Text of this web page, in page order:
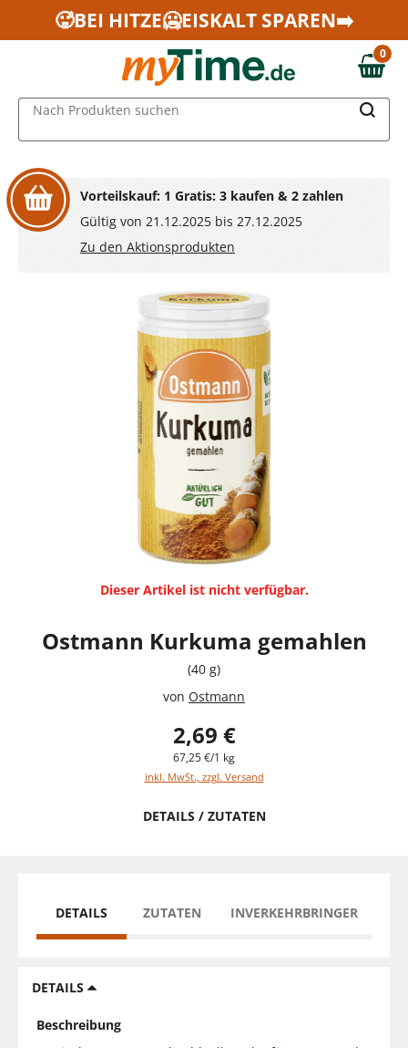
Zum Hauptinhalt springen
Zur Navigation springen
Zur Suche springen
🥵BEI HITZE🥶EISKALT SPAREN➡️
0,00 €
0
Nach Produkten suchen
Vorteilskauf: 1 Gratis: 3 kaufen & 2 zahlen
Gültig von 21.12.2025 bis 27.12.2025
Zu den Aktionsprodukten
Dieser Artikel ist nicht verfügbar.
Ostmann Kurkuma gemahlen
(40 g)
von Ostmann
2,69 €
67,25 €/1 kg
inkl. MwSt., zzgl. Versand
DETAILS / ZUTATEN
DETAILS ZUTATEN INVERKEHRBRINGER
DETAILS
Beschreibung